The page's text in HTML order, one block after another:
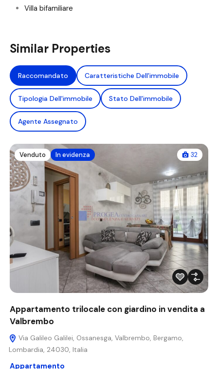
Villa bifamiliare
Similar Properties
Raccomandato Caratteristiche Dell'immobile
Tipologia Dell'immobile Stato Dell'immobile
Agente Assegnato
Venduto In evidenza 32
Appartamento trilocale con giardino in vendita a
Valbrembo
Via Galileo Galilei, Ossanesga, Valbrembo, Bergamo,
Lombardia, 24030, Italia
Appartamento